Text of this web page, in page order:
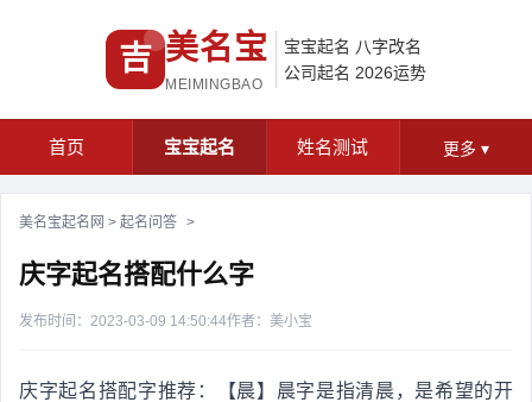
吉 美名宝
MEIMINGBAO
宝宝起名 八字改名
公司起名 2026运势
首页 宝宝起名 姓名测试 更多 ▾
美名宝起名网 > 起名问答 >
庆字起名搭配什么字
发布时间：2023-03-09 14:50:44作者：美小宝
庆字起名搭配字推荐：【晨】晨字是指清晨，是希望的开